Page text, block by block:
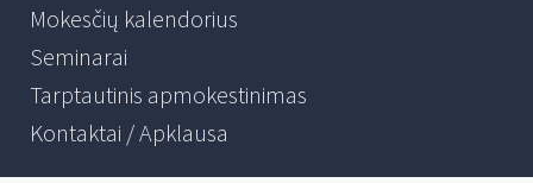
Mokesčių kalendorius
Seminarai
Tarptautinis apmokestinimas
Kontaktai / Apklausa